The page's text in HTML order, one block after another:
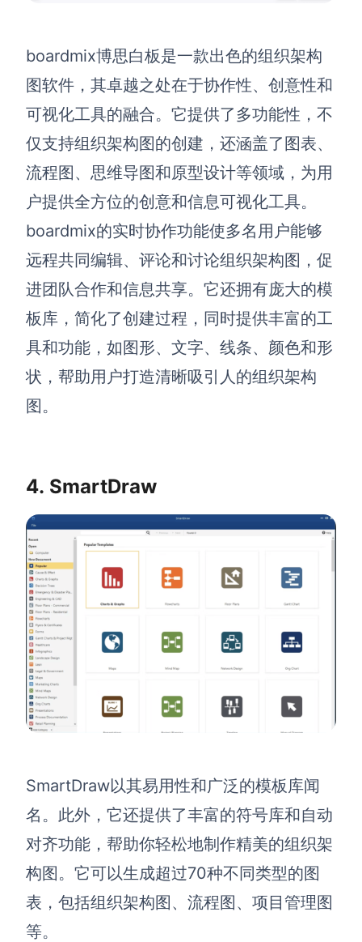
帮助支持
帮助中心
获取详细功能指南和技术支持
探索创意灵感与高效协作技巧
boardmix博思白板是一款出色的组织架构
图软件，其卓越之处在于协作性、创意性和
可视化工具的融合。它提供了多功能性，不
仅支持组织架构图的创建，还涵盖了图表、
流程图、思维导图和原型设计等领域，为用
户提供全方位的创意和信息可视化工具。
boardmix的实时协作功能使多名用户能够
远程共同编辑、评论和讨论组织架构图，促
进团队合作和信息共享。它还拥有庞大的模
板库，简化了创建过程，同时提供丰富的工
具和功能，如图形、文字、线条、颜色和形
状，帮助用户打造清晰吸引人的组织架构
图。
4. SmartDraw
SmartDraw以其易用性和广泛的模板库闻
名。此外，它还提供了丰富的符号库和自动
对齐功能，帮助你轻松地制作精美的组织架
构图。它可以生成超过70种不同类型的图
表，包括组织架构图、流程图、项目管理图
等。